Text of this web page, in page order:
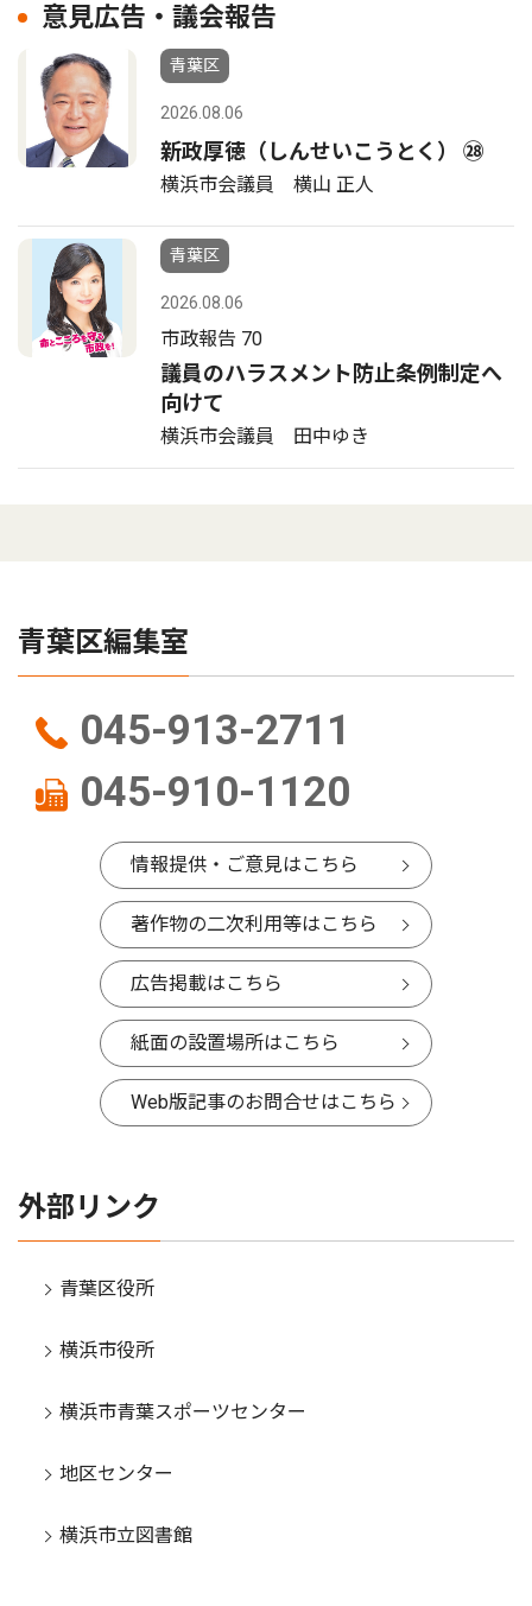
意見広告・議会報告
青葉区
2026.08.06
新政厚徳（しんせいこうとく） ㉘
横浜市会議員 横山 正人
青葉区
2026.08.06
市政報告 70
議員のハラスメント防止条例制定へ
向けて
横浜市会議員 田中ゆき
青葉区編集室
045-913-2711
045-910-1120
情報提供・ご意見はこちら
著作物の二次利用等はこちら
広告掲載はこちら
紙面の設置場所はこちら
Web版記事のお問合せはこちら
外部リンク
青葉区役所
横浜市役所
横浜市青葉スポーツセンター
地区センター
横浜市立図書館